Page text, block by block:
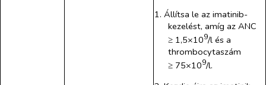
1. Állítsa le az imatinib-
kezelést, amíg az ANC
≥ 1,5×109/l és a
thrombocytaszám
≥ 75×109/l.